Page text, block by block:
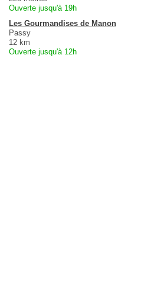
Ouverte jusqu'à 19h
Les Gourmandises de Manon
Passy
12 km
Ouverte jusqu'à 12h